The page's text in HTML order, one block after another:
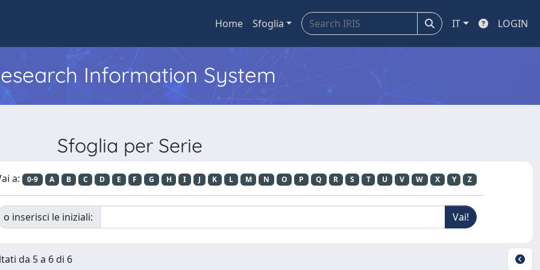
Home Sfoglia IT LOGIN
Information System
Sfoglia per Serie
a: 0-9 A B C D E F G H I J K L M N O P Q R S T U V W X Y Z
o inserisci le iniziali:
da 5 a 6 di 6